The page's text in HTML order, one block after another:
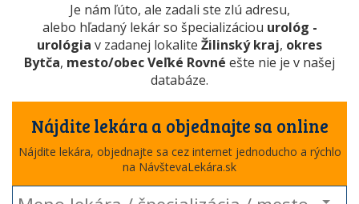
Je nám ľúto, ale zadali ste zlú adresu,
alebo hľadaný lekár so špecializáciou urológ -
urológia v zadanej lokalite Žilinský kraj, okres
Bytča, mesto/obec Veľké Rovné ešte nie je v našej
databáze.
Nájdite lekára a objednajte sa online
Nájdite lekára, objednajte sa cez internet jednoducho a rýchlo
na NávštevaLekára.sk